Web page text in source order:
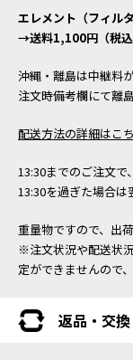
エレメント（フィル
→送料1,100円（税込
沖縄・離島は中継料
注文時備考欄にて離
配送方法の詳細はこ
13:30までのご注文で
13:30を過ぎた場合は
重量物ですので、出
※注文状況や配送状
定ができませんので
返品・交換